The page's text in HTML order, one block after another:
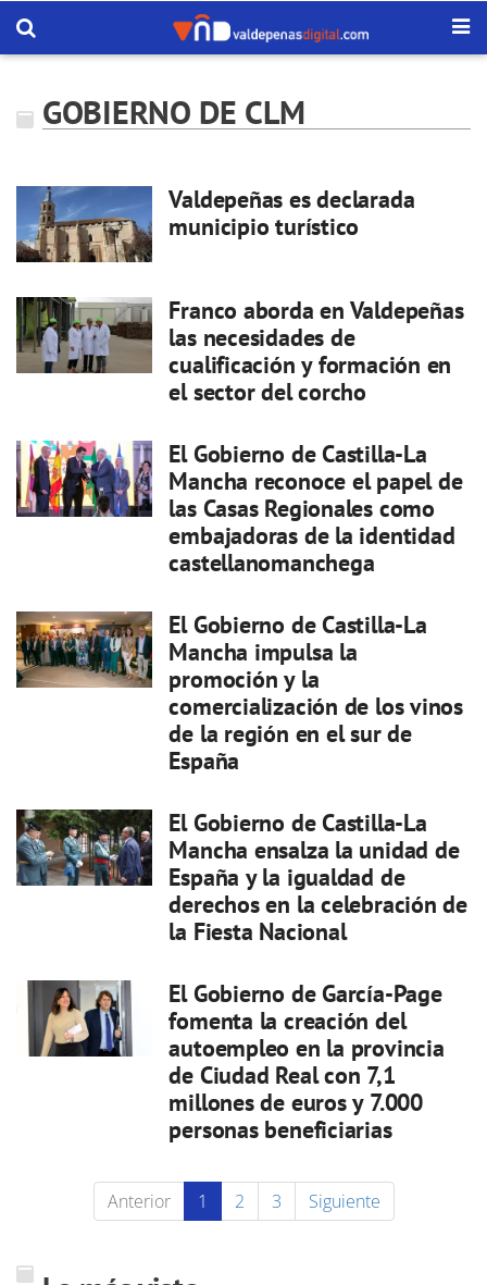
GOBIERNO DE CLM
Valdepeñas es declarada
municipio turístico
Franco aborda en Valdepeñas
las necesidades de
cualificación y formación en
el sector del corcho
El Gobierno de Castilla-La
Mancha reconoce el papel de
las Casas Regionales como
embajadoras de la identidad
castellanomanchega
El Gobierno de Castilla-La
Mancha impulsa la
promoción y la
comercialización de los vinos
de la región en el sur de
España
El Gobierno de Castilla-La
Mancha ensalza la unidad de
España y la igualdad de
derechos en la celebración de
la Fiesta Nacional
El Gobierno de García-Page
fomenta la creación del
autoempleo en la provincia
de Ciudad Real con 7,1
millones de euros y 7.000
personas beneficiarias
Anterior 1 2 3 Siguiente